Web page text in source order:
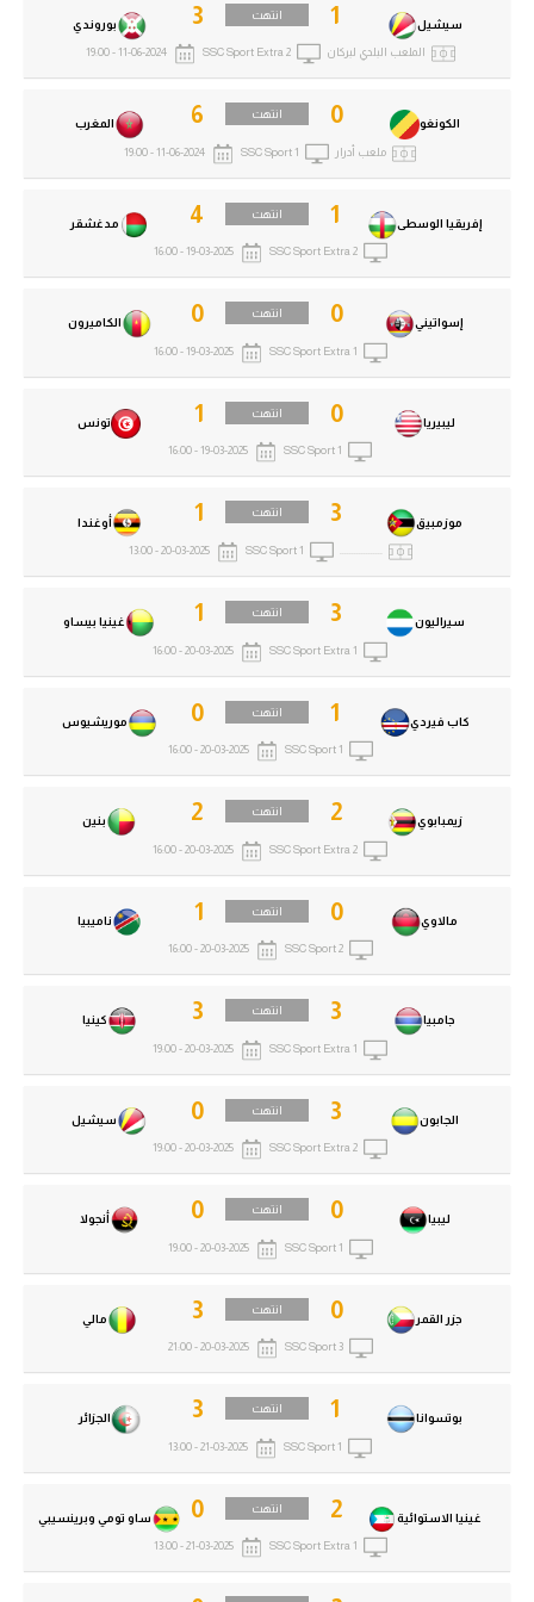
غينيا الاستوائية 2 انتهت
ساو تومي وبرينسيبي 0
SSC Sport Extra 1
21-03-2025 - 13:00
بوتسوانا 1 انتهت
الجزائر 3
SSC Sport 1
21-03-2025 - 13:00
جزر القمر 0 انتهت
مالي 3
SSC Sport 3
20-03-2025 - 21:00
ليبيا 0 انتهت
أنجولا 0
SSC Sport 1
20-03-2025 - 19:00
الجابون 3 انتهت
سيشيل 0
SSC Sport Extra 2
20-03-2025 - 19:00
جامبيا 3 انتهت
كينيا 3
SSC Sport Extra 1
20-03-2025 - 19:00
مالاوي 0 انتهت
ناميبيا 1
SSC Sport 2
20-03-2025 - 16:00
زيمبابوي 2 انتهت
بنين 2
SSC Sport Extra 2
20-03-2025 - 16:00
كاب فيردي 1 انتهت
موريشيوس 0
SSC Sport 1
20-03-2025 - 16:00
سيراليون 3 انتهت
غينيا بيساو 1
SSC Sport Extra 1
20-03-2025 - 16:00
موزمبيق 3 انتهت
أوغندا 1
SSC Sport 1
20-03-2025 - 13:00
ليبيريا 0 انتهت
تونس 1
SSC Sport 1
19-03-2025 - 16:00
إسواتيني 0 انتهت
الكاميرون 0
SSC Sport Extra 1
19-03-2025 - 16:00
إفريقيا الوسطى 1 انتهت
مدغشقر 4
SSC Sport Extra 2
19-03-2025 - 16:00
الكونغو 0 انتهت
المغرب 6
ملعب أدرار SSC Sport 1
11-06-2024 - 19:00
سيشيل 1 انتهت
بوروندي 3
الملعب البلدي لبركان SSC Sport Extra 2
11-06-2024 - 19:00